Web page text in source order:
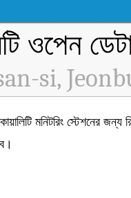
ওপেন
si,
স্টেশনের জন্য